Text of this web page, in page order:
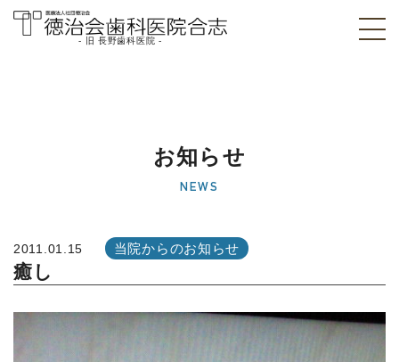
医院]｜熊本県合志
- 旧 長野歯科医院 -
お知らせ
NEWS
2011.01.15 当院からのお知らせ
癒し